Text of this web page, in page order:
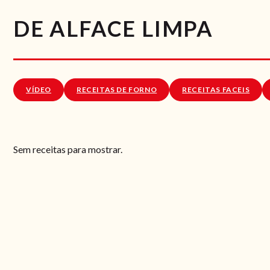
DE ALFACE LIMPA
VÍDEO RECEITAS DE FORNO RECEITAS FACEIS
Sem receitas para mostrar.